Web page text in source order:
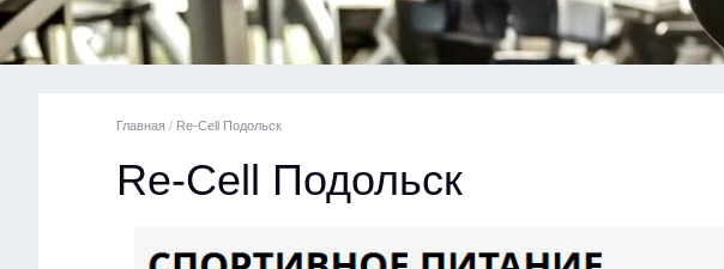
Главная / Re-Cell Подольск
Re-Cell Подольск